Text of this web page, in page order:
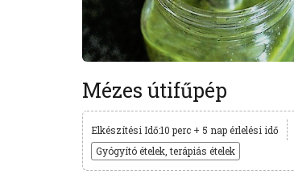
Mézes útifűpép
Elkészítési Idő:10 perc + 5 nap érlelési idő
Gyógyító ételek, terápiás ételek